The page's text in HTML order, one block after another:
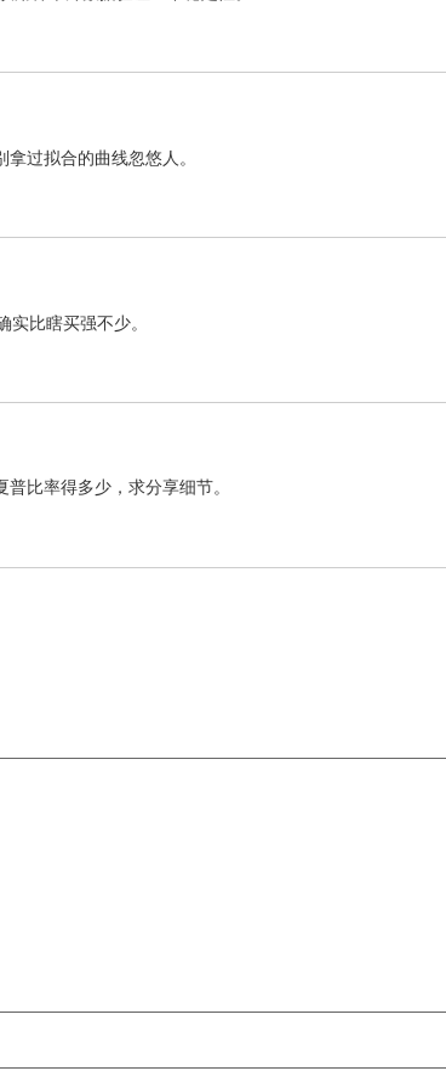
过拟合的曲线忽悠人。
比瞎买强不少。
比率得多少，求分享细节。